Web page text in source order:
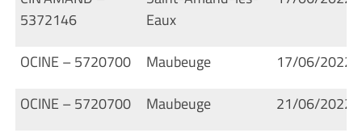
5372146
Eaux
OCINE – 5720700 Maubeuge
17/06/2022
OCINE – 5720700
Maubeuge
21/06/2022